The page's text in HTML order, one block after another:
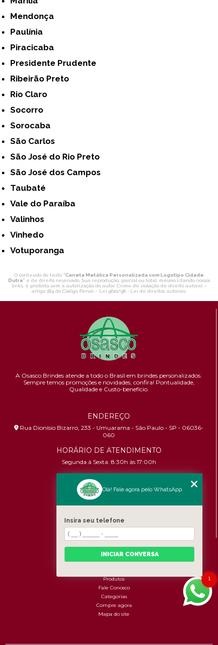
Mendonça
Paulínia
Piracicaba
Presidente Prudente
Ribeirão Preto
Rio Claro
Socorro
Sorocaba
São Carlos
São José do Rio Preto
São José dos Campos
Taubaté
Vale do Paraíba
Valinhos
Vinhedo
Votuporanga
O conteúdo do texto "Caneta Metálica Personalizada com Logotipo Cidade
Dutra" é de direito reservado. Sua reprodução, parcial ou total, mesmo citando nossos
links, é proibida sem a autorização do autor. Crime de violação de direito autoral –
artigo 184 do Código Penal – Lei 9610/98 - Lei de direitos autorais
A Osasco Brindes atende a todo o Brasil em brindes personalizados.
Sempre temos promoções e novidades, confira! Pontualidade,
Qualidade e Custo-benefício.
ENDEREÇO
Rua Dionísio Bizarro, 233 - Umuarama - São Paulo - SP - 06036-
060
HORÁRIO DE ATENDIMENTO
Segunda à Sexta: 8:30h às 17:00h
CONTATOS
(11) 96456-9619
CNPJ:26.434.153/0001-30
MENU
Home
Produtos
Fale Conosco
Categorias
Compre agora
Mapa do site
1
Olá! Fale agora pelo WhatsApp
Insira seu telefone
INICIAR CONVERSA